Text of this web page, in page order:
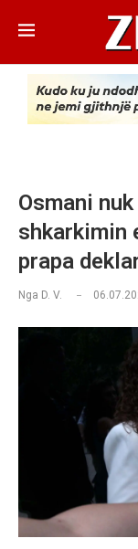
Osmani
shkarkimin
prapa
Nga D. V.